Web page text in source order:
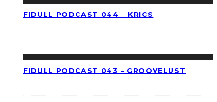
FIDULL PODCAST 044 – KRICS
FIDULL PODCAST 043 – GROOVELUST